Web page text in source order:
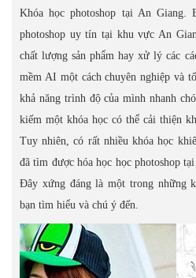
Khóa học photoshop tại An Giang.
photoshop uy tín tại khu vực An
chất lượng sản phẩm hay xử lý các
mềm AI một cách chuyên nghiệp và
khả năng trình độ của mình nhanh
kiếm một khóa học có thể cải thiện
Tuy nhiên, có rất nhiều khóa học
đã tìm được hóa học học photoshop
Đây xứng đáng là một trong những
bạn tìm hiểu và chú ý đến.